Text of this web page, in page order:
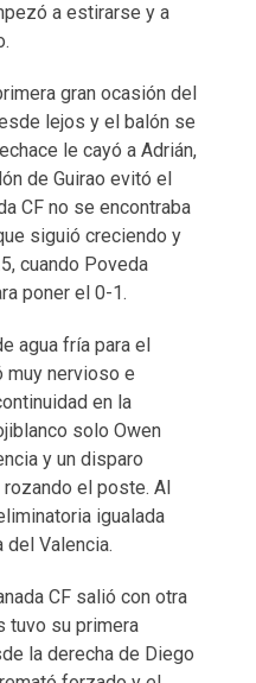
a estirarse y a
gran ocasión del
lejos y el balón se
le cayó a Adrián,
de Guirao evitó el
CF no se encontraba
siguió creciendo y
cuando Poveda
poner el 0-1.
agua fría para el
muy nervioso e
en la
solo Owen
y un disparo
el poste. Al
igualada
del Valencia.
CF salió con otra
tuvo su primera
la derecha de Diego